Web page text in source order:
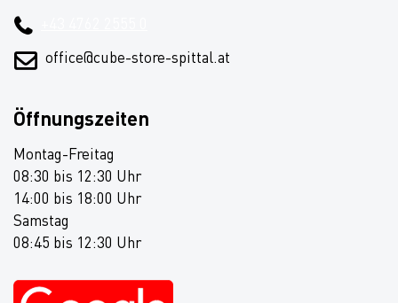
office@cube-store-spittal.at
Öffnungszeiten
Montag-Freitag
08:30 bis 12:30 Uhr
14:00 bis 18:00 Uhr
Samstag
08:45 bis 12:30 Uhr